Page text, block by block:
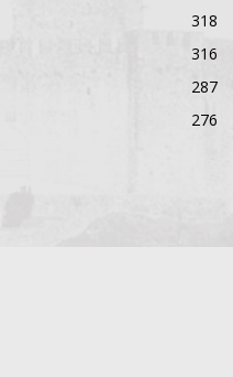
318
316
287
276